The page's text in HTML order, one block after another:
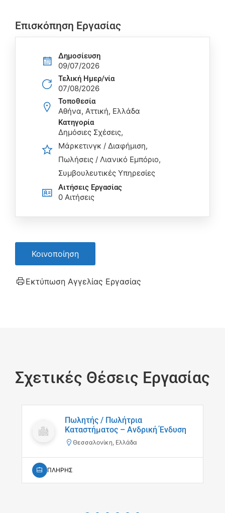
Επισκόπηση Εργασίας
Δημοσίευση
09/07/2026
Τελική Ημερ/νία
07/08/2026
Τοποθεσία
Αθήνα, Αττική, Ελλάδα
Κατηγορία
Δημόσιες Σχέσεις
Μάρκετινγκ / Διαφήμιση
Πωλήσεις / Λιανικό Εμπόριο
Συμβουλευτικές Υπηρεσίες
Αιτήσεις Eργασίας
0 Αιτήσεις
Κοινοποίηση
Εκτύπωση Αγγελίας Εργασίας
Σχετικές Θέσεις Εργασίας
Πωλητής / Πωλήτρια
Καταστήματος – Ανδρική Ένδυση
Θεσσαλονίκη, Ελλάδα
ΠΛΗΡΗΣ